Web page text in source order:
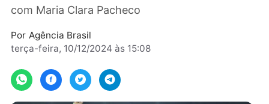
O país já conquistara um bronze no individual
com Maria Clara Pacheco
Por
terça-feira, 10/12/2024 às 15:08